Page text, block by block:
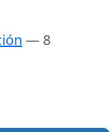
— 8